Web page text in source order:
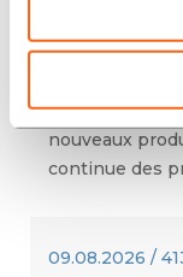
sein d'une
recherchons,
Agent de
afin
nouveaux
continue des
09.08.2026 /